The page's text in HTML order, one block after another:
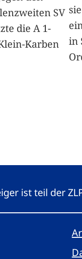
SV
die A 1-
Karben
in
ist teil der